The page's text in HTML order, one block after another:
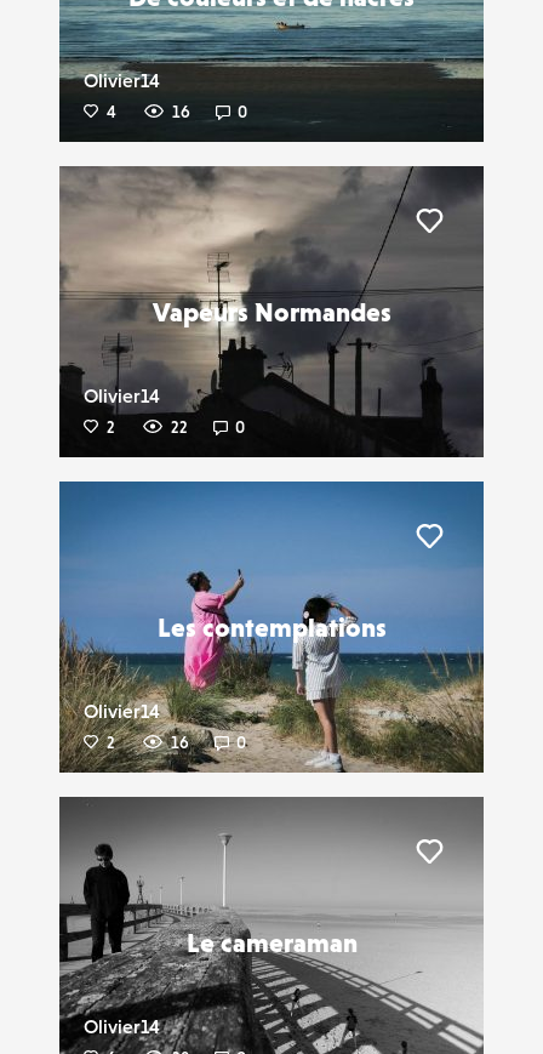
Olivier14
4 16 0
Vapeurs Normandes
Olivier14
2 22 0
Les contemplations
Olivier14
2 16 0
Le cameraman
Olivier14